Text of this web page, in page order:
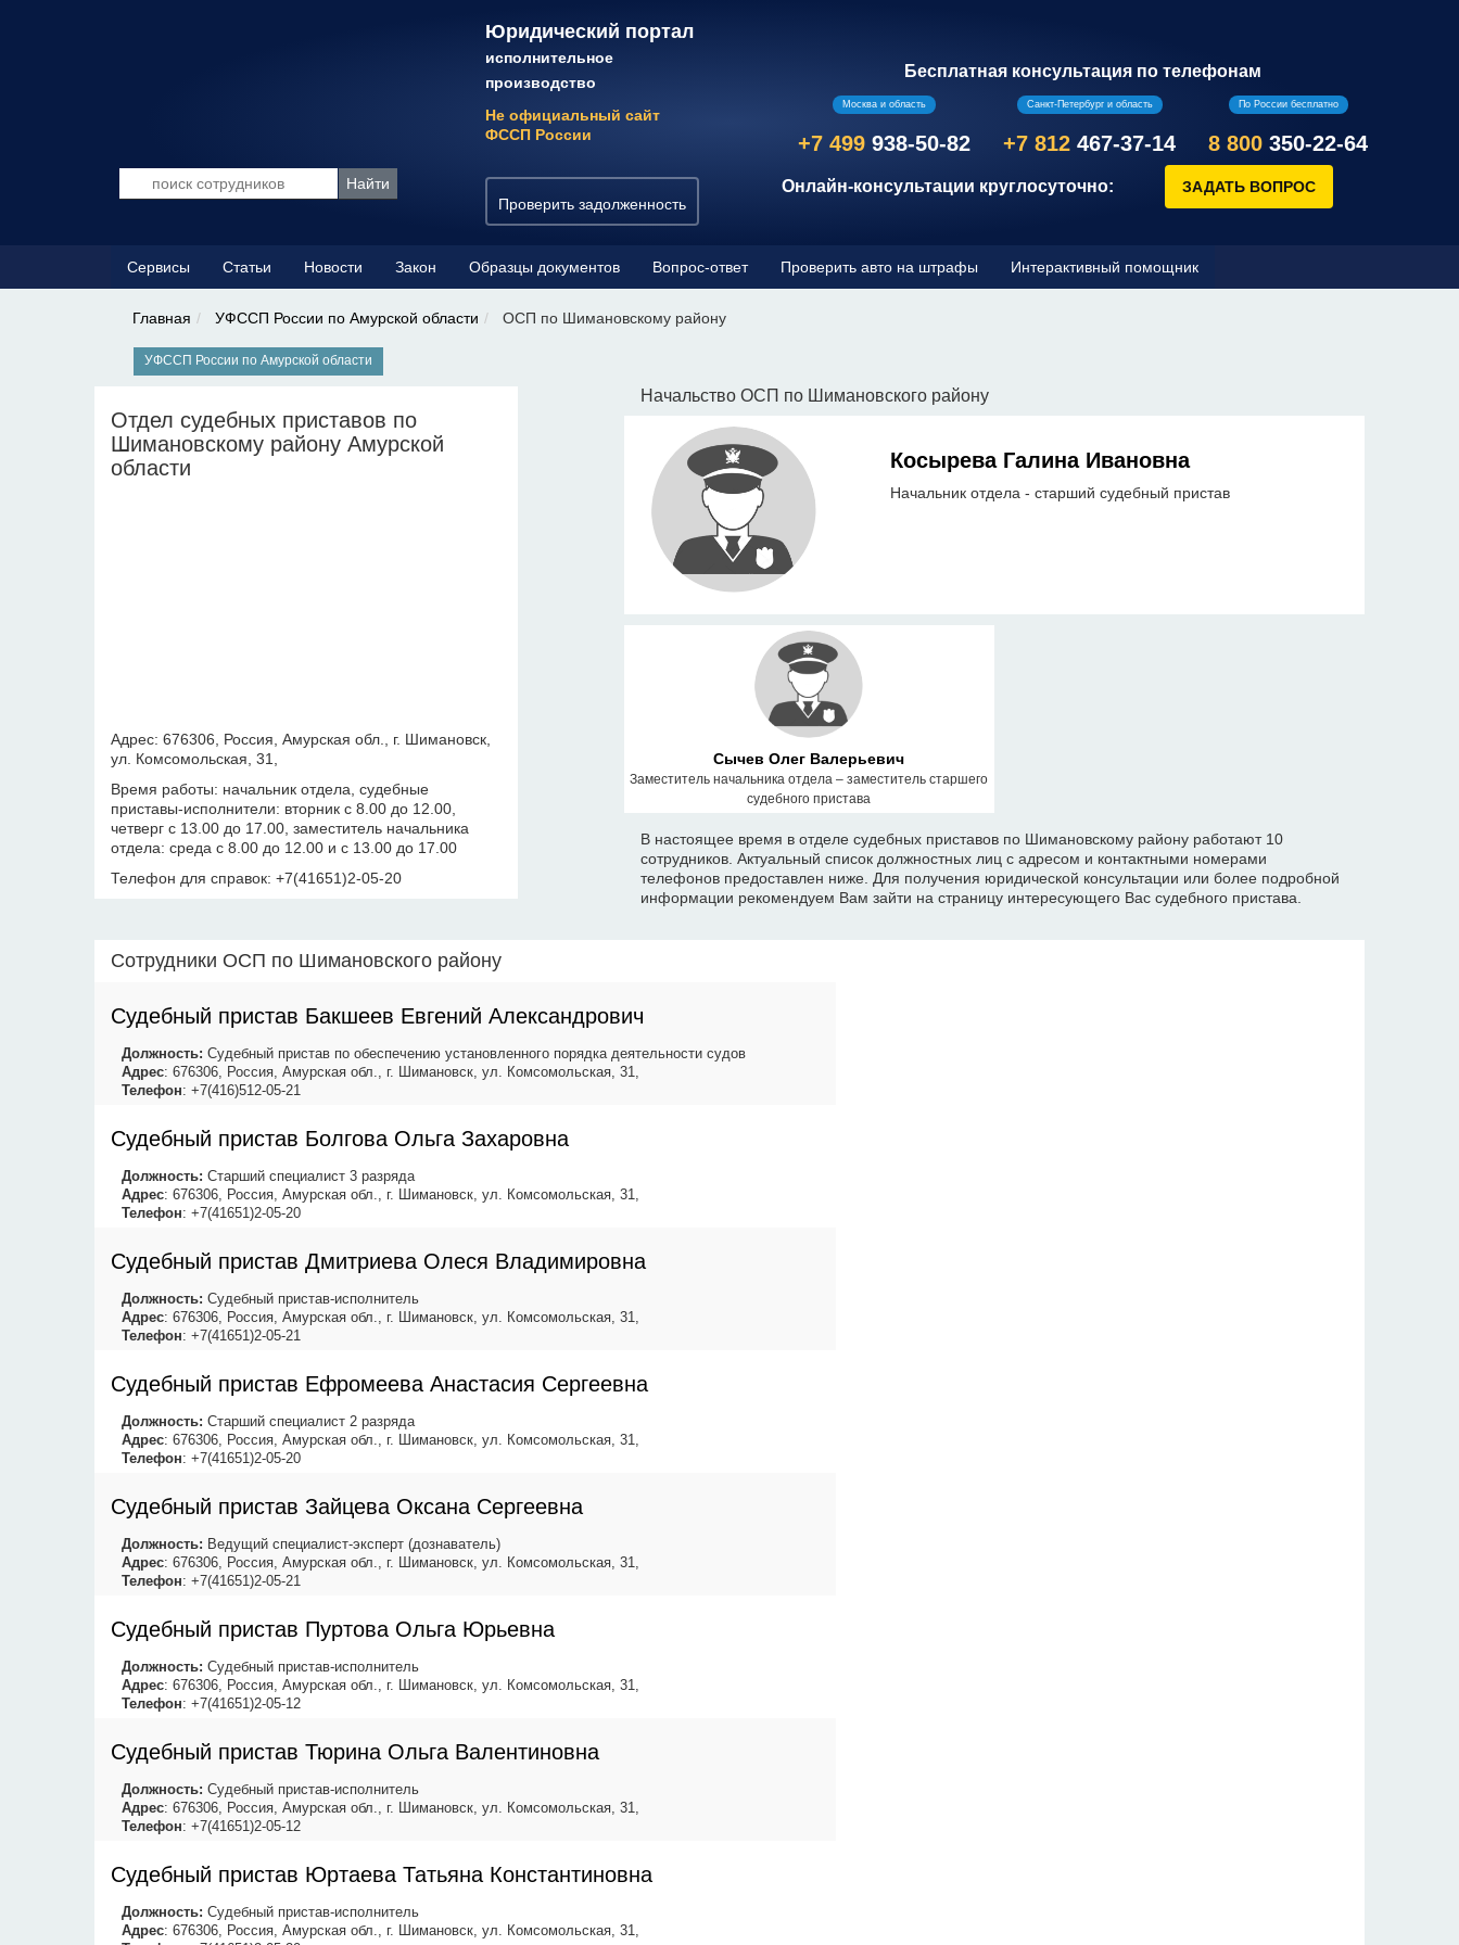
Юридический портал
исполнительное
производство
Не официальный сайт
ФССП России
Проверить задолженность
Бесплатная консультация по телефонам
Москва и область
+7 499 938-50-82
Санкт-Петербург и область
+7 812 467-37-14
По России бесплатно
8 800 350-22-64
Онлайн-консультации круглосуточно:
Сервисы Статьи Новости Закон Образцы документов Вопрос-ответ Проверить авто на штрафы Интерактивный помощник
Главная УФССП России по Амурской области ОСП по Шимановскому району
УФССП России по Амурской области
Отдел судебных приставов по
Шимановскому району Амурской
области
Адрес: 676306, Россия, Амурская обл., г. Шимановск,
ул. Комсомольская, 31,
Время работы: начальник отдела, судебные
приставы-исполнители: вторник с 8.00 до 12.00,
четверг с 13.00 до 17.00, заместитель начальника
отдела: среда с 8.00 до 12.00 и с 13.00 до 17.00
Телефон для справок: +7(41651)2-05-20
Начальство ОСП по Шимановского району
Косырева Галина Ивановна
Начальник отдела - старший судебный пристав
Сычев Олег Валерьевич
Заместитель начальника отдела – заместитель старшего
судебного пристава
В настоящее время в отделе судебных приставов по Шимановскому району работают 10
сотрудников. Актуальный список должностных лиц с адресом и контактными номерами
телефонов предоставлен ниже. Для получения юридической консультации или более подробной
информации рекомендуем Вам зайти на страницу интересующего Вас судебного пристава.
Сотрудники ОСП по Шимановского району
Судебный пристав Бакшеев Евгений Александрович
Должность: Судебный пристав по обеспечению установленного порядка деятельности судов
Адрес: 676306, Россия, Амурская обл., г. Шимановск, ул. Комсомольская, 31,
Телефон: +7(416)512-05-21
Судебный пристав Болгова Ольга Захаровна
Должность: Старший специалист 3 разряда
Адрес: 676306, Россия, Амурская обл., г. Шимановск, ул. Комсомольская, 31,
Телефон: +7(41651)2-05-20
Судебный пристав Дмитриева Олеся Владимировна
Должность: Судебный пристав-исполнитель
Адрес: 676306, Россия, Амурская обл., г. Шимановск, ул. Комсомольская, 31,
Телефон: +7(41651)2-05-21
Судебный пристав Ефромеева Анастасия Сергеевна
Должность: Старший специалист 2 разряда
Адрес: 676306, Россия, Амурская обл., г. Шимановск, ул. Комсомольская, 31,
Телефон: +7(41651)2-05-20
Судебный пристав Зайцева Оксана Сергеевна
Должность: Ведущий специалист-эксперт (дознаватель)
Адрес: 676306, Россия, Амурская обл., г. Шимановск, ул. Комсомольская, 31,
Телефон: +7(41651)2-05-21
Судебный пристав Пуртова Ольга Юрьевна
Должность: Судебный пристав-исполнитель
Адрес: 676306, Россия, Амурская обл., г. Шимановск, ул. Комсомольская, 31,
Телефон: +7(41651)2-05-12
Судебный пристав Тюрина Ольга Валентиновна
Должность: Судебный пристав-исполнитель
Адрес: 676306, Россия, Амурская обл., г. Шимановск, ул. Комсомольская, 31,
Телефон: +7(41651)2-05-12
Судебный пристав Юртаева Татьяна Константиновна
Должность: Судебный пристав-исполнитель
Адрес: 676306, Россия, Амурская обл., г. Шимановск, ул. Комсомольская, 31,